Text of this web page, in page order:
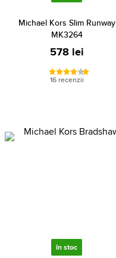
Michael Kors Slim Runway
MK3264
578 lei
16 recenzii
în stoc